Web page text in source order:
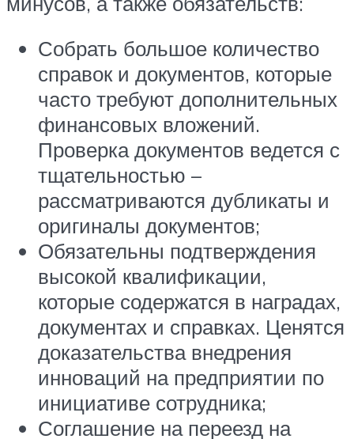
Собрать большое количество
справок и документов, которые
часто требуют дополнительных
финансовых вложений.
Проверка документов ведется с
тщательностью –
рассматриваются дубликаты и
оригиналы документов;
Обязательны подтверждения
высокой квалификации,
которые содержатся в наградах,
документах и справках. Ценятся
доказательства внедрения
инноваций на предприятии по
инициативе сотрудника;
Соглашение на переезд на